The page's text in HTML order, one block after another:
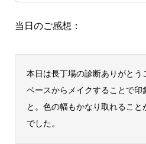
当日のご感想：
本日は長丁場の診断ありがとう
ベースからメイクすることで印
と。色の幅もかなり取れること
でした。